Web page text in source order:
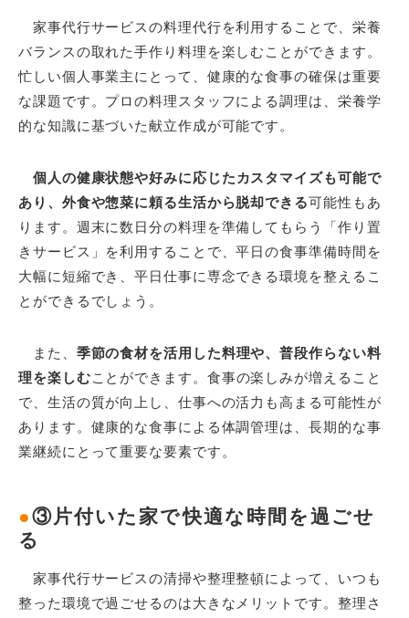
家事代行サービスの料理代行を利用することで、栄養
バランスの取れた手作り料理を楽しむことができます。
忙しい個人事業主にとって、健康的な食事の確保は重要
な課題です。プロの料理スタッフによる調理は、栄養学
的な知識に基づいた献立作成が可能です。
個人の健康状態や好みに応じたカスタマイズも可能で
あり、外食や惣菜に頼る生活から脱却できる可能性もあ
ります。週末に数日分の料理を準備してもらう「作り置
きサービス」を利用することで、平日の食事準備時間を
大幅に短縮でき、平日仕事に専念できる環境を整えるこ
とができるでしょう。
また、 季節の食材を活用した料理や、普段作らない料
理を楽しむことができます。食事の楽しみが増えること
で、生活の質が向上し、仕事への活力も高まる可能性が
あります。健康的な食事による体調管理は、長期的な事
業継続にとって重要な要素です。
●③片付いた家で快適な時間を過ごせ
る
家事代行サービスの清掃や整理整頓によって、いつも
整った環境で過ごせるのは大きなメリットです。整理さ